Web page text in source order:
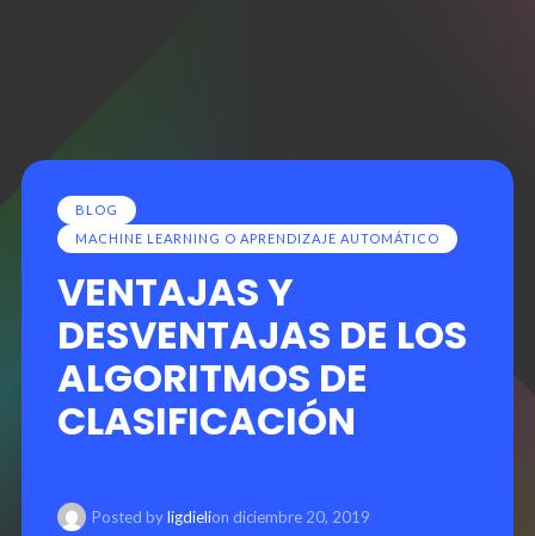
BLOG
MACHINE LEARNING O APRENDIZAJE AUTOMÁTICO
VENTAJAS Y
DESVENTAJAS DE LOS
ALGORITMOS DE
CLASIFICACIÓN
Posted byligdielion diciembre 20, 2019